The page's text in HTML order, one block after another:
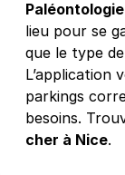
lieu pour se
que le type
L’application
parkings
besoins.
cher à Nice.